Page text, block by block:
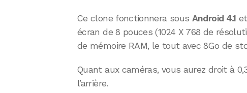
Ce clone fonctionnera sous Android 4.1
écran de 8 pouces (1024 X 768 de
de mémoire RAM, le tout avec 8Go de
Quant aux caméras, vous aurez droit à
l’arrière.